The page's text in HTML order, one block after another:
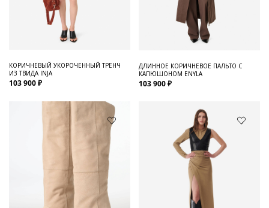
КОРИЧНЕВЫЙ УКОРОЧЕННЫЙ ТРЕНЧ
ИЗ ТВИДА INJA
103 900 ₽
ДЛИННОЕ КОРИЧНЕВОЕ ПАЛЬТО С
КАПЮШОНОМ ENYLA
103 900 ₽